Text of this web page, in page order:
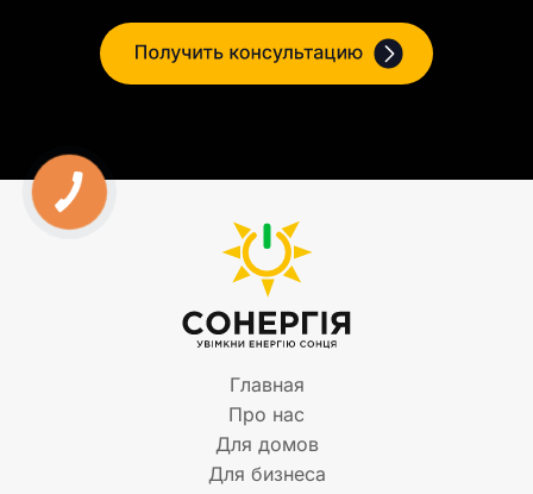
Главная
Про нас
Для домов
Для бизнеса